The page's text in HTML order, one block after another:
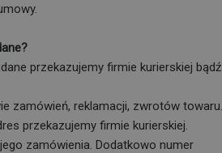
przekazujemy firmie kurierskiej bądź
zamówień, reklamacji, zwrotów towaru.
przekazujemy firmie kurierskiej.
zamówienia. Dodatkowo numer